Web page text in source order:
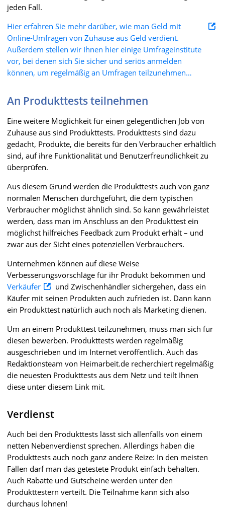
jeden Fall.
Hier erfahren Sie mehr darüber, wie man Geld mit
Online-Umfragen von Zuhause aus Geld verdient.
Außerdem stellen wir Ihnen hier einige Umfrageinstitute
vor, bei denen sich Sie sicher und seriös anmelden
können, um regelmäßig an Umfragen teilzunehmen…
An Produkttests teilnehmen
Eine weitere Möglichkeit für einen gelegentlichen Job von
Zuhause aus sind Produkttests. Produkttests sind dazu
gedacht, Produkte, die bereits für den Verbraucher erhältlich
sind, auf ihre Funktionalität und Benutzerfreundlichkeit zu
überprüfen.
Aus diesem Grund werden die Produkttests auch von ganz
normalen Menschen durchgeführt, die dem typischen
Verbraucher möglichst ähnlich sind. So kann gewährleistet
werden, dass man im Anschluss an den Produkttest ein
möglichst hilfreiches Feedback zum Produkt erhält – und
zwar aus der Sicht eines potenziellen Verbrauchers.
Unternehmen können auf diese Weise
Verbesserungsvorschläge für ihr Produkt bekommen und
Verkäufer
und Zwischenhändler sichergehen, dass ein
Käufer mit seinen Produkten auch zufrieden ist. Dann kann
ein Produkttest natürlich auch noch als Marketing dienen.
Um an einem Produkttest teilzunehmen, muss man sich für
diesen bewerben. Produkttests werden regelmäßig
ausgeschrieben und im Internet veröffentlich. Auch das
Redaktionsteam von Heimarbeit.de recherchiert regelmäßig
die neuesten Produkttests aus dem Netz und teilt Ihnen
diese unter diesem Link mit.
Verdienst
Auch bei den Produkttests lässt sich allenfalls von einem
netten Nebenverdienst sprechen. Allerdings haben die
Produkttests auch noch ganz andere Reize: In den meisten
Fällen darf man das getestete Produkt einfach behalten.
Auch Rabatte und Gutscheine werden unter den
Produkttestern verteilt. Die Teilnahme kann sich also
durchaus lohnen!